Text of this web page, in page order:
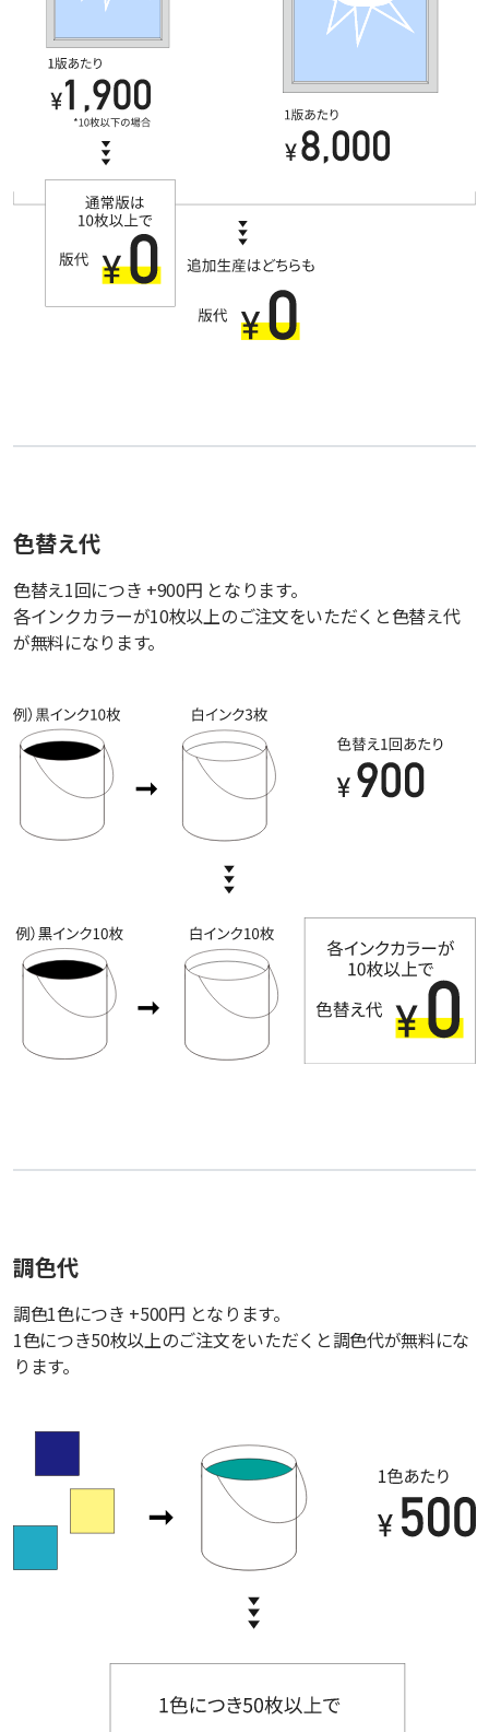
色替え代
色替え1回につき +900円 となります。
各インクカラーが10枚以上のご注文をいただくと色替え代
が無料になります。
調色代
調色1色につき +500円 となります。
1色につき50枚以上のご注文をいただくと調色代が無料にな
ります。